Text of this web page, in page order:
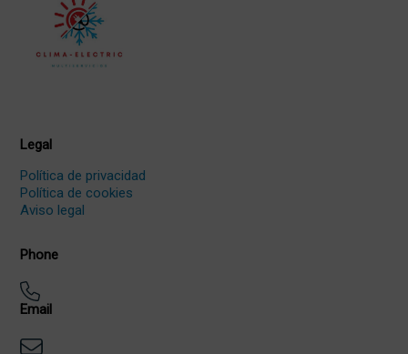
Legal
Política de privacidad
Política de cookies
Aviso legal
Phone
Email